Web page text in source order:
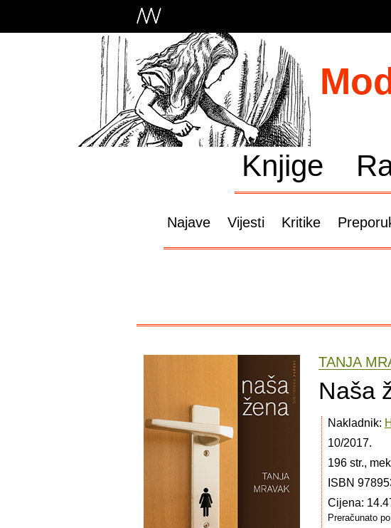
Knjige
Najave Vijesti Kritike
TANJA
Naša
Nakladnik:
10/2017.
196 str.,
ISBN
Cijena:
Preračunato